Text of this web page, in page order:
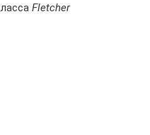
Fletcher